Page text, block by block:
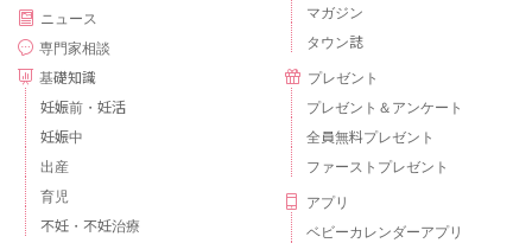
ニュース
専門家相談
基礎知識
妊娠前・妊活
妊娠中
出産
育児
不妊・不妊治療
マガジン
タウン誌
プレゼント
プレゼント＆アンケート
全員無料プレゼント
ファーストプレゼント
アプリ
ベビーカレンダーアプリ